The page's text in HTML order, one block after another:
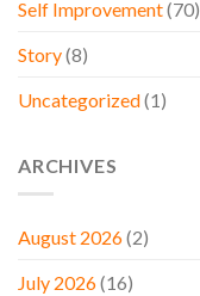
Self Improvement(70)
Story(8)
Uncategorized(1)
ARCHIVES
August 2026(2)
July 2026(16)